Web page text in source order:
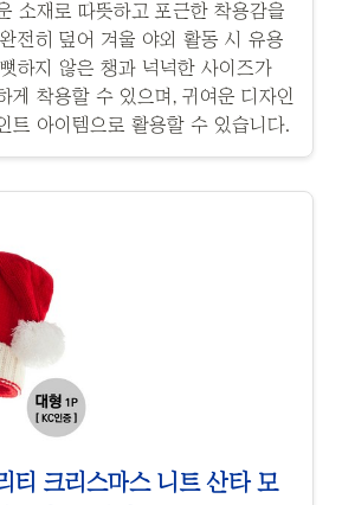
소재로 따뜻하고 포근한 착용감을
전히 덮어 겨울 야외 활동 시 유용
하지 않은 챙과 넉넉한 사이즈가
게 착용할 수 있으며, 귀여운 디자인
트 아이템으로 활용할 수 있습니다.
티 크리스마스 니트 산타 모